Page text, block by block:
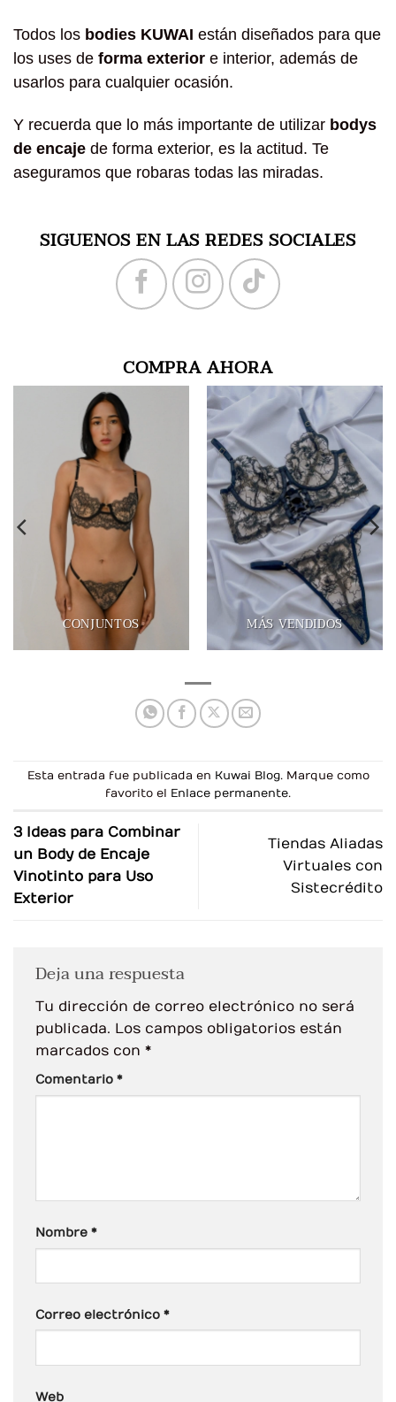
Todos los bodies KUWAI están diseñados para que
los uses de forma exterior e interior, además de
usarlos para cualquier ocasión.
Y recuerda que lo más importante de utilizar bodys
de encaje de forma exterior, es la actitud. Te
aseguramos que robaras todas las miradas.
SIGUENOS EN LAS REDES SOCIALES
COMPRA AHORA
CONJUNTOS MÁS VENDIDOS
Esta entrada fue publicada en Kuwai Blog. Marque como
favorito el Enlace permanente.
3 Ideas para Combinar
un Body de Encaje
Vinotinto para Uso
Exterior
Tiendas Aliadas
Virtuales con
Sistecrédito
Deja una respuesta
Tu dirección de correo electrónico no será
publicada. Los campos obligatorios están
marcados con *
Comentario *
Nombre *
Correo electrónico *
Web